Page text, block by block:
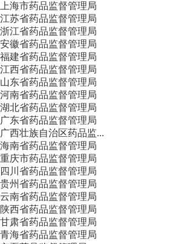
上海市药品监督管理局
江苏省药品监督管理局
浙江省药品监督管理局
安徽省药品监督管理局
福建省药品监督管理局
江西省药品监督管理局
山东省药品监督管理局
河南省药品监督管理局
湖北省药品监督管理局
广东省药品监督管理局
广西壮族自治区药品监...
海南省药品监督管理局
重庆市药品监督管理局
四川省药品监督管理局
贵州省药品监督管理局
云南省药品监督管理局
陕西省药品监督管理局
甘肃省药品监督管理局
青海省药品监督管理局